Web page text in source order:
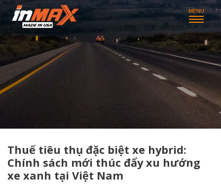
Thuế tiêu thụ đặc biệt xe hybrid:
Chính sách mới thúc đẩy xu hướng
xe xanh tại Việt Nam